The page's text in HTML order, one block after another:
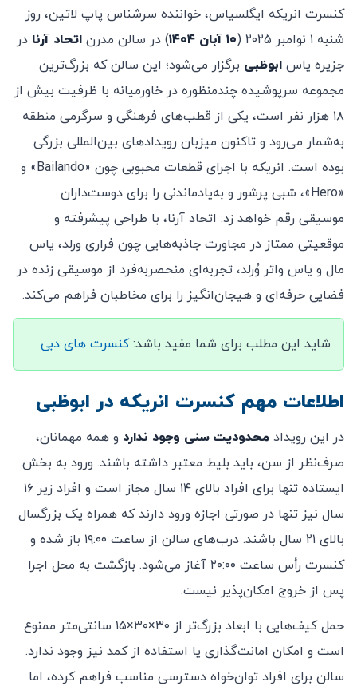
کنسرت انریکه ایگلسیاس، خواننده سرشناس پاپ لاتین، روز
شنبه ۱ نوامبر ۲۰۲۵ (
۱۰ آبان ۱۴۰۴ ) در سالن مدرن اتحاد آرنا در
جزیره یاس ابوظبی برگزار می‌شود؛ این سالن که بزرگ‌ترین
مجموعه سرپوشیده چندمنظوره در خاورمیانه با ظرفیت بیش از
۱۸ هزار نفر است، یکی از قطب‌های فرهنگی و سرگرمی منطقه
به‌شمار می‌رود و تاکنون میزبان رویدادهای بین‌المللی بزرگی
بوده است. انریکه با اجرای قطعات محبوبی چون «Bailando» و
«Hero»، شبی پرشور و به‌یادماندنی را برای دوست‌داران
موسیقی رقم خواهد زد. اتحاد آرنا، با طراحی پیشرفته و
موقعیتی ممتاز در مجاورت جاذبه‌هایی چون فراری ورلد، یاس
مال و یاس واتر وُرلد، تجربه‌ای منحصربه‌فرد از موسیقی زنده در
فضایی حرفه‌ای و هیجان‌انگیز را برای مخاطبان فراهم می‌کند.
شاید این مطلب برای شما مفید باشد:کنسرت های دبی
اطلاعات مهم کنسرت انریکه در ابوظبی
در این رویداد محدودیت سنی وجود ندارد و همه مهمانان،
صرف‌نظر از سن، باید بلیط معتبر داشته باشند. ورود به بخش
ایستاده تنها برای افراد بالای ۱۴ سال مجاز است و افراد زیر ۱۶
سال نیز تنها در صورتی اجازه ورود دارند که همراه یک بزرگسال
بالای ۲۱ سال باشند. درب‌های سالن از ساعت ۱۹:۰۰ باز شده و
کنسرت رأس ساعت ۲۰:۰۰ آغاز می‌شود. بازگشت به محل اجرا
پس از خروج امکان‌پذیر نیست.
حمل کیف‌هایی با ابعاد بزرگ‌تر از ۳۰×۳۰×۱۵ سانتی‌متر ممنوع
است و امکان امانت‌گذاری یا استفاده از کمد نیز وجود ندارد.
سالن برای افراد توان‌خواه دسترسی مناسب فراهم کرده، اما